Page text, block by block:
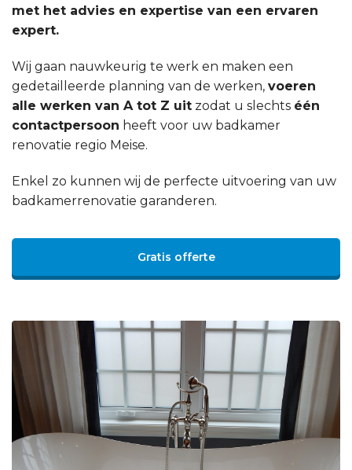
met het advies en expertise van een ervaren
expert.
Wij gaan nauwkeurig te werk en maken een
gedetailleerde planning van de werken, voeren
alle werken van A tot Z uit zodat u slechts één
contactpersoon heeft voor uw badkamer
renovatie regio Meise.
Enkel zo kunnen wij de perfecte uitvoering van uw
badkamerrenovatie garanderen.
Gratis offerte